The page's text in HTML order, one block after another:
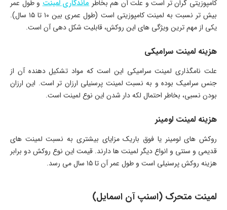
کامپوزیتی گران تر است و علت آن هم بخاطرماندگاری لمینتو طول عمر
بیش تر نسبت به لمینت کامپوزیتی است (طول عمری بین ۱۰ تا ۱۵ سال).
یکی از مهم ترین ویژگی های این روکش، قابلیت شکل دهی آن است.
هزینه لمینت سرامیکی
علت نامگذاری لمینت سرامیکی این است که مواد تشکیل دهنده آن از
جنس سرامیک بوده و به نسبت لمینت پرسنیلی ارزان تر است. این ارزان
بودن نسبی، بخاطر احتمال لکه دار شدن این نوع لمینت است.
هزینه لمینت لومینر
روکش های لومینر یا فوق باریک مزایای بیشتری به نسبت لمینت های
قدیمی و سنتی و انواع دیگر لمینت ها دارند. قیمت این نوع روکش دو برابر
هزینه روکش پرسنیلی است و طول عمر آن تا ۱۵ سال می رسد.
لمینت متحرک (اسنپ آن اسمایل)